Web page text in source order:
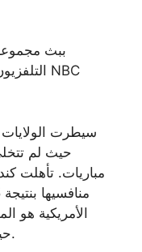
التلفزيون، وسيتم بث جميع الألعاب بواسطة NBC
سيطرت الولايات
حيث لم
مباريات. تأهلت
الأمريكية هو
حيث تغلب على خصومه بنتيجة 28-0.